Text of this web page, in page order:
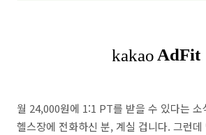
월 24,000원에 1:1 PT를 받을 수 있다는 소
헬스장에 전화하신 분, 계실 겁니다. 그런